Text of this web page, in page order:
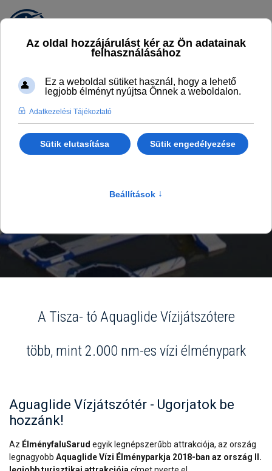
AQUAGLIDE
A Tisza- tó Aquaglide Vízijátszótere
több, mint 2.000 nm-es vízi élménypark
Aguaglide Vízjátszótér - Ugorjatok be
hozzánk!
Az ÉlményfaluSarud egyik legnépszerűbb attrakciója, az ország
legnagyobb Aquaglide Vízi Élményparkja 2018-ban az ország II.